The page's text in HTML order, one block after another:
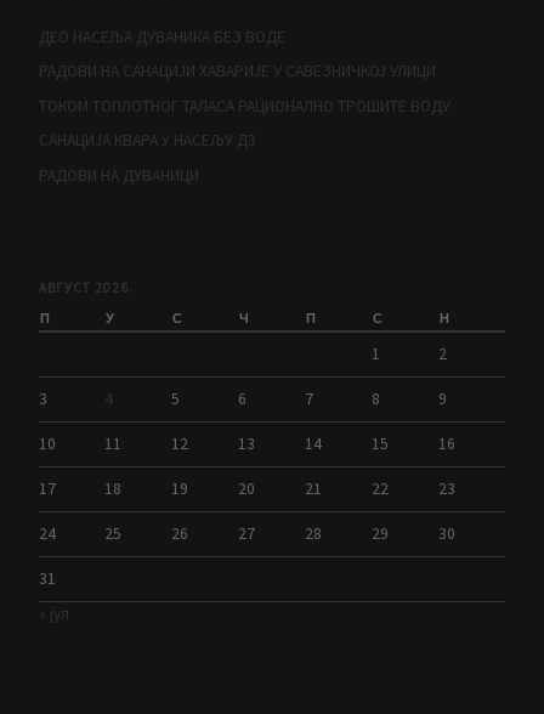
ДЕО НАСЕЉА ДУВАНИКА БЕЗ ВОДЕ
РАДОВИ НА САНАЦИЈИ ХАВАРИЈЕ У САВЕЗНИЧКОЈ УЛИЦИ
ТОКОМ ТОПЛОТНОГ ТАЛАСА РАЦИОНАЛНО ТРОШИТЕ ВОДУ
САНАЦИЈА КВАРА У НАСЕЉУ Д3
РАДОВИ НА ДУВАНИЦИ
АВГУСТ 2026.
П У С Ч П С Н
1 2
3 4 5 6 7 8 9
10 11 12 13 14 15 16
17 18 19 20 21 22 23
24 25 26 27 28 29 30
31
« јул